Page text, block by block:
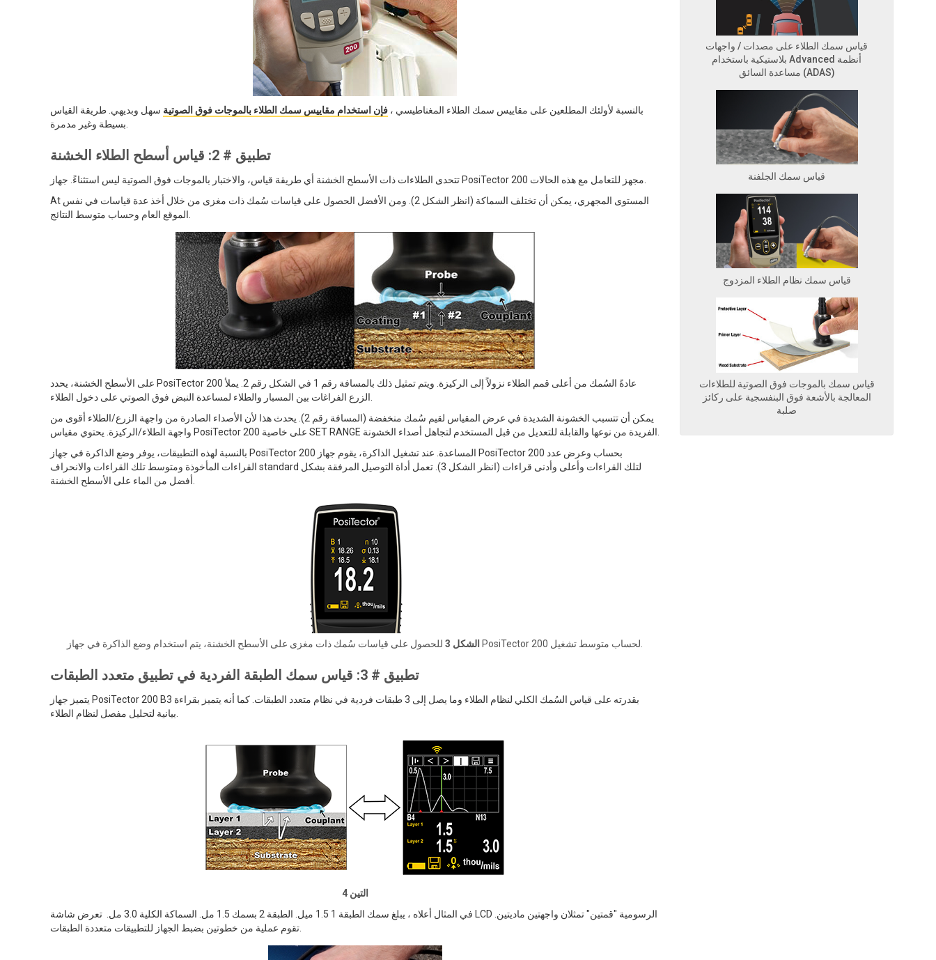
بالنسبة لأولئك المطلعين على مقاييس سمك الطلاء المغناطيسي ، فإن استخدام مقاييس سمك الطلاء بالموجات فوق الصوتية سهل وبديهي. طريقة القياس
تطبيق # 2: قياس أسطح الطلاء الخشنة
At المستوى المجهري، يمكن أن تختلف السماكة (انظر الشكل 2). ومن الأفضل الحصول على قياسات سُمك ذات مغزى من خلال أخذ عدة قياسات في نفس
على الأسطح الخشنة، يحدد PosiTector 200 عادةً السُمك من أعلى قمم الطلاء نزولاً إلى الركيزة. ويتم تمثيل ذلك بالمسافة رقم 1 في الشكل رقم 2. يملأ
يمكن أن تتسبب الخشونة الشديدة في عرض المقياس لقيم سُمك منخفضة (المسافة رقم 2). يحدث هذا لأن الأصداء الصادرة من واجهة الزرع/الطلاء أقوى من
بالنسبة لهذه التطبيقات، يوفر وضع الذاكرة في جهاز PosiTector 200 المساعدة. عند تشغيل الذاكرة، يقوم جهاز PosiTector 200 بحساب وعرض عدد
القراءات المأخوذة ومتوسط تلك القراءات والانحراف standard لتلك القراءات وأعلى وأدنى قراءات (انظر الشكل 3). تعمل أداة التوصيل المرفقة بشكل
الشكل 3
تطبيق # 3: قياس سمك الطبقة الفردية في تطبيق متعدد الطبقات
يتميز جهاز PosiTector 200 B3 بقدرته على قياس السُمك الكلي لنظام الطلاء وما يصل إلى 3 طبقات فردية في نظام متعدد الطبقات. كما أنه يتميز بقراءة
التين 4
في المثال أعلاه ، يبلغ سمك الطبقة 1 1.5 ميل. الطبقة 2 بسمك 1.5 مل. السماكة الكلية 3.0 مل. تعرض شاشة LCD الرسومية "قمتين" تمثلان واجهتين ماديتين.
قياس سمك الطلاء على مصدات / واجهات
بلاستيكية باستخدام Advanced أنظمة
مساعدة السائق (ADAS)
قياس سمك الجلفنة
قياس سمك نظام الطلاء المزدوج
قياس سمك بالموجات فوق الصوتية للطلاءات
المعالجة بالأشعة فوق البنفسجية على ركائز
صلبة